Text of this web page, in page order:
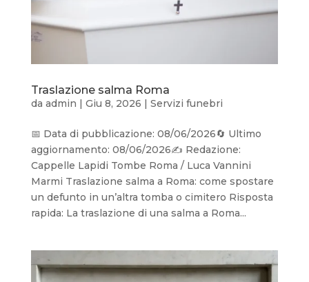
Traslazione salma Roma
da admin | Giu 8, 2026 | Servizi funebri
📅 Data di pubblicazione: 08/06/2026🔄 Ultimo
aggiornamento: 08/06/2026✍️ Redazione:
Cappelle Lapidi Tombe Roma / Luca Vannini
Marmi Traslazione salma a Roma: come spostare
un defunto in un’altra tomba o cimitero Risposta
rapida: La traslazione di una salma a Roma...